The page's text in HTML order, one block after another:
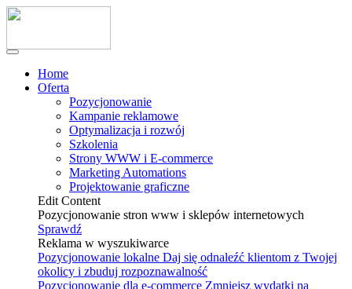
Home
Oferta
Pozycjonowanie
Kampanie reklamowe
Optymalizacja i rozwój
Szkolenia
Strony WWW i E-commerce
Marketing Automations
Projektowanie graficzne
Edit Content
Pozycjonowanie stron www i sklepów internetowych
Sprawdź
Reklama w wyszukiwarce
Pozycjonowanie lokalne Daj się odnaleźć klientom z Twojej
okolicy i zbuduj rozpoznawalność
Pozycjonowanie dla e-commerce Zmniejsz wydatki na